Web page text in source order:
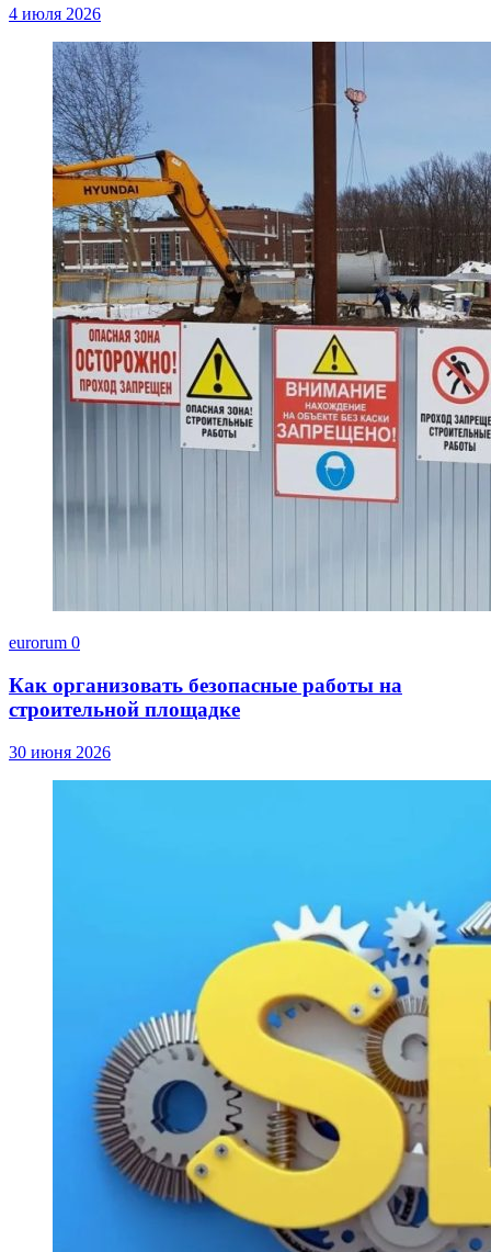
4 июля 2026
eurorum 0
Как организовать безопасные работы на
строительной площадке
30 июня 2026